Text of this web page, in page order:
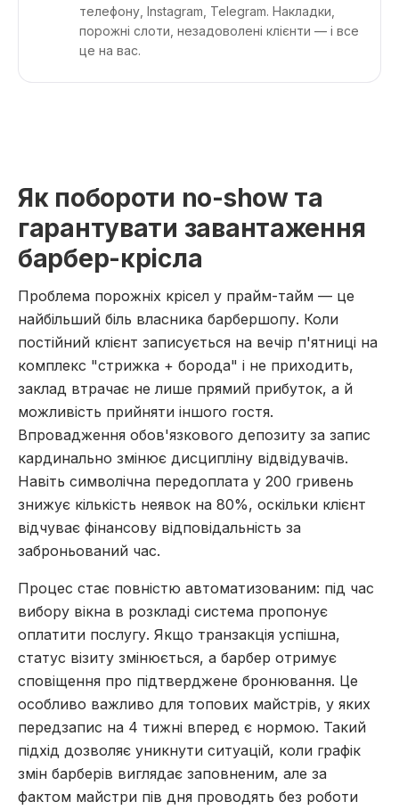
телефону, Instagram, Telegram. Накладки,
порожні слоти, незадоволені клієнти — і все
це на вас.
Як побороти no-show та
гарантувати завантаження
барбер-крісла
Проблема порожніх крісел у прайм-тайм — це
найбільший біль власника барбершопу. Коли
постійний клієнт записується на вечір п'ятниці на
комплекс "стрижка + борода" і не приходить,
заклад втрачає не лише прямий прибуток, а й
можливість прийняти іншого гостя.
Впровадження обов'язкового депозиту за запис
кардинально змінює дисципліну відвідувачів.
Навіть символічна передоплата у 200 гривень
знижує кількість неявок на 80%, оскільки клієнт
відчуває фінансову відповідальність за
заброньований час.
Процес стає повністю автоматизованим: під час
вибору вікна в розкладі система пропонує
оплатити послугу. Якщо транзакція успішна,
статус візиту змінюється, а барбер отримує
сповіщення про підтверджене бронювання. Це
особливо важливо для топових майстрів, у яких
передзапис на 4 тижні вперед є нормою. Такий
підхід дозволяє уникнути ситуацій, коли графік
змін барберів виглядає заповненим, але за
фактом майстри пів дня проводять без роботи